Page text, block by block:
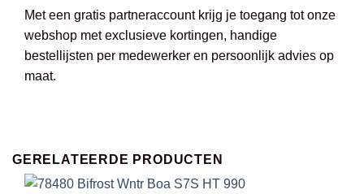
Met een gratis partneraccount krijg je toegang tot onze
webshop met exclusieve kortingen, handige
bestellijsten per medewerker en persoonlijk advies op
maat.
GERELATEERDE PRODUCTEN